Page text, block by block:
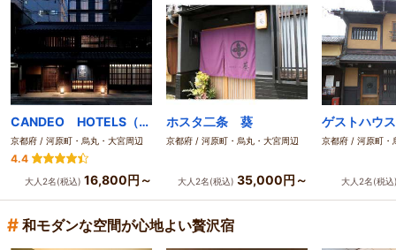
CANDEO HOTELS（カンデオホテルズ）京都烏丸六角
京都府 / 河原町・烏丸・大宮周辺
4.4
大人2名(税込) 16,800円～
ホスタ二条 葵
京都府 / 河原町・烏丸・大宮周辺
大人2名(税込) 35,000円～
ゲストハウ
京都府 / 河原町・
大人2名(税
# 和モダンな空間が心地よい贅沢宿